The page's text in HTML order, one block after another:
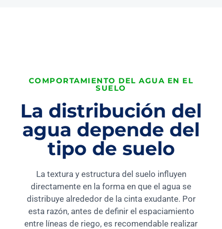
COMPORTAMIENTO DEL AGUA EN EL
SUELO
La distribución del
agua depende del
tipo de suelo
La textura y estructura del suelo influyen
directamente en la forma en que el agua se
distribuye alrededor de la cinta exudante. Por
esta razón, antes de definir el espaciamiento
entre líneas de riego, es recomendable realizar